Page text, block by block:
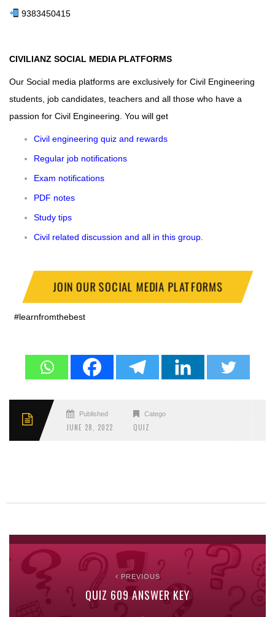
9383450415
CIVILIANZ SOCIAL MEDIA PLATFORMS
Our Social media platforms are exclusively for Civil Engineering
students, job candidates, teachers and all those who have a
passion for Civil Engineering. You will get
Civil engineering quiz and rewards
Regular job notifications
Exam notifications
PDF notes
Study tips
Civil related discussion and all in this group
JOIN OUR SOCIAL MEDIA PLATFORMS
#learnfromthebest
Published
JUNE 28, 2022
Categories
QUIZ
PREVIOUS
QUIZ 609 ANSWER KEY